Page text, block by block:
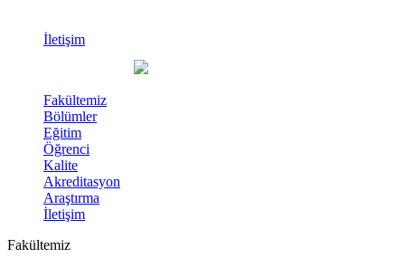
İletişim
Fakültemiz
Bölümler
Eğitim
Öğrenci
Kalite
Akreditasyon
Araştırma
İletişim
Fakültemiz